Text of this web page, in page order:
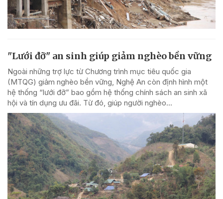
"Lưới đỡ" an sinh giúp giảm nghèo bền vững
Ngoài những trợ lực từ Chương trình mục tiêu quốc gia
(MTQG) giảm nghèo bền vững, Nghệ An còn định hình một
hệ thống “lưới đỡ” bao gồm hệ thống chính sách an sinh xã
hội và tín dụng ưu đãi. Từ đó, giúp người nghèo...